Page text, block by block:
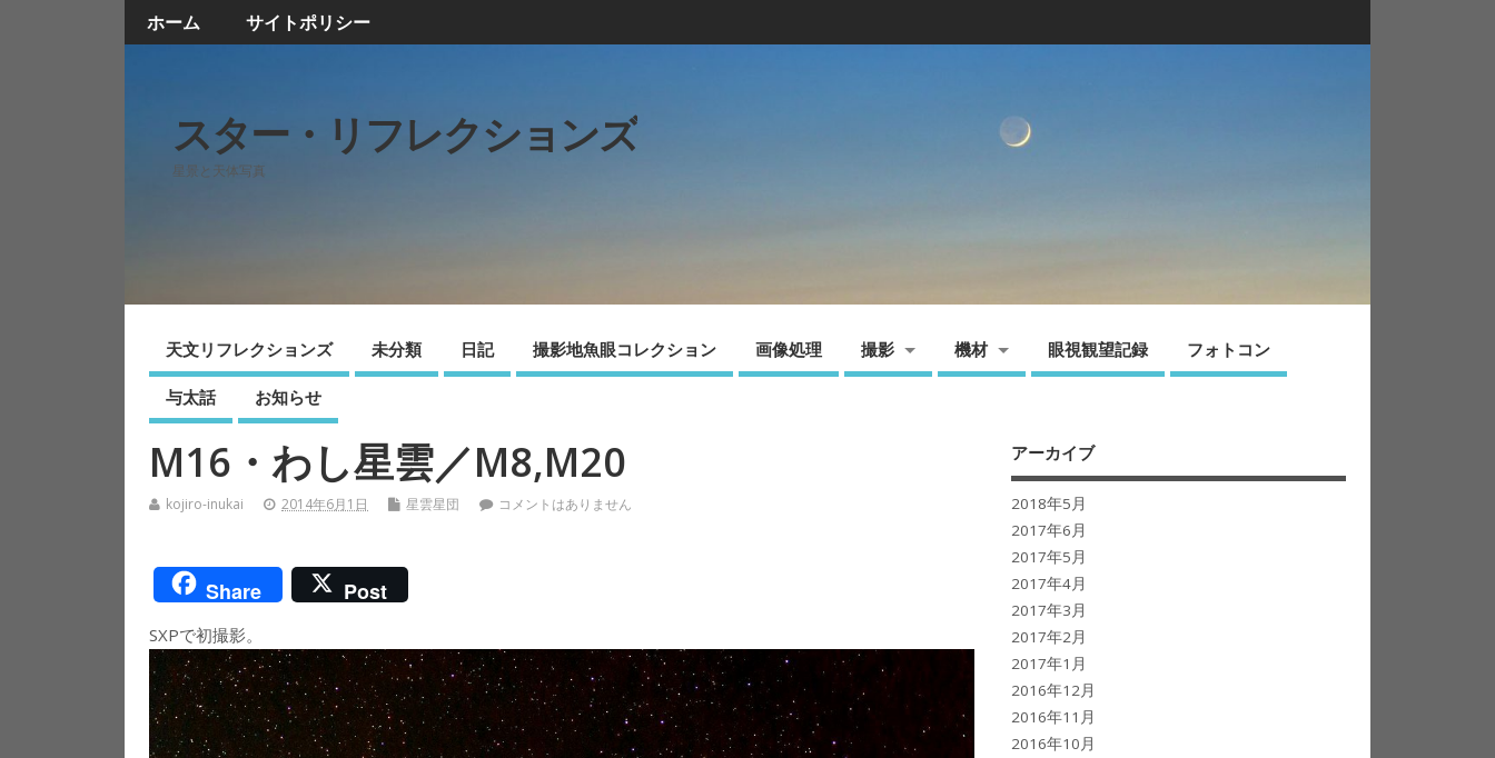
ホーム サイトポリシー
スター・リフレクションズ
星景と天体写真
天文リフレクションズ 未分類 日記 撮影地魚眼コレクション 画像処理 撮影 機材 眼視観望記録 フォトコン
与太話 お知らせ
M16・わし星雲／M8,M20
kojiro-inukai 2014年6月1日 星雲星団 コメントはありません
Share Post
SXPで初撮影。
アーカイブ
2018年5月
2017年6月
2017年5月
2017年4月
2017年3月
2017年2月
2017年1月
2016年12月
2016年11月
2016年10月